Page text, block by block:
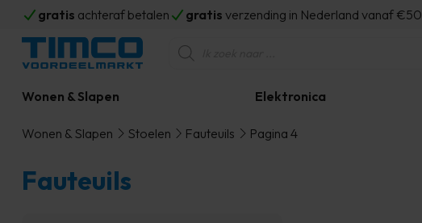
gratis achteraf betalen gratis verzending in Nederland vanaf €50
Producten
zoeken
Wonen & Slapen Elektronica
Wonen & Slapen Stoelen Fauteuils Pagina 4
Fauteuils